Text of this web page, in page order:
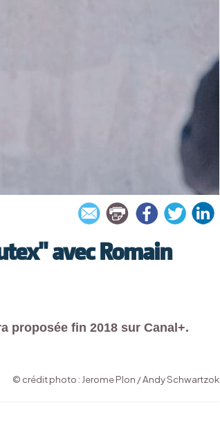
avec Romain
proposée fin 2018 sur Canal+.
© crédit photo : Jerome Plon / Andy Schwartzok